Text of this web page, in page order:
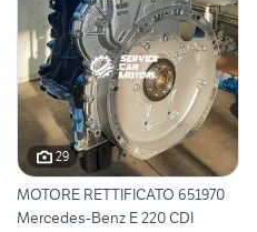
29
MOTORE RETTIFICATO 651970
Mercedes-Benz E 220 CDI